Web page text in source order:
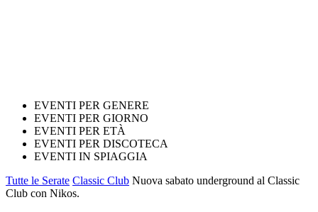
EVENTI PER GENERE
EVENTI PER GIORNO
EVENTI PER ETÀ
EVENTI PER DISCOTECA
EVENTI IN SPIAGGIA
Tutte le Serate Classic Club Nuova sabato underground al Classic
Club con Nikos.